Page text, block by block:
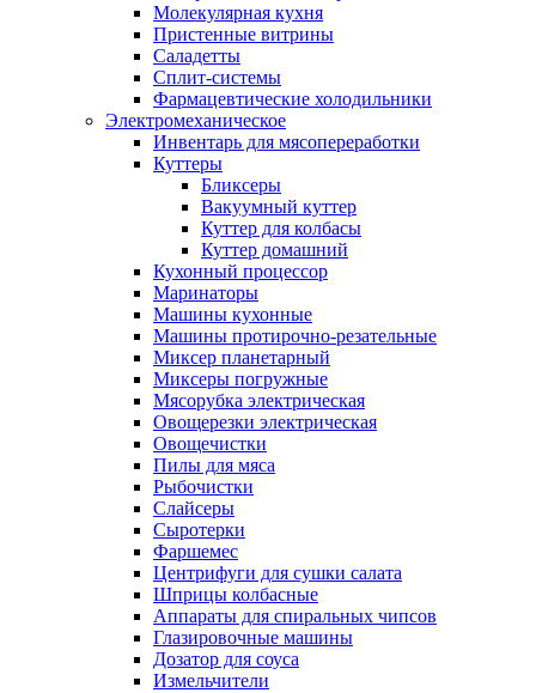
Молекулярная кухня
Пристенные витрины
Саладетты
Сплит-системы
Фармацевтические холодильники
Электромеханическое
Инвентарь для мясопереработки
Куттеры
Бликсеры
Вакуумный куттер
Куттер для колбасы
Куттер домашний
Кухонный процессор
Маринаторы
Машины кухонные
Машины протирочно-резательные
Миксер планетарный
Миксеры погружные
Мясорубка электрическая
Овощерезки электрическая
Овощечистки
Пилы для мяса
Рыбочистки
Слайсеры
Сыротерки
Фаршемес
Центрифуги для сушки салата
Шприцы колбасные
Аппараты для спиральных чипсов
Глазировочные машины
Дозатор для соуса
Измельчители